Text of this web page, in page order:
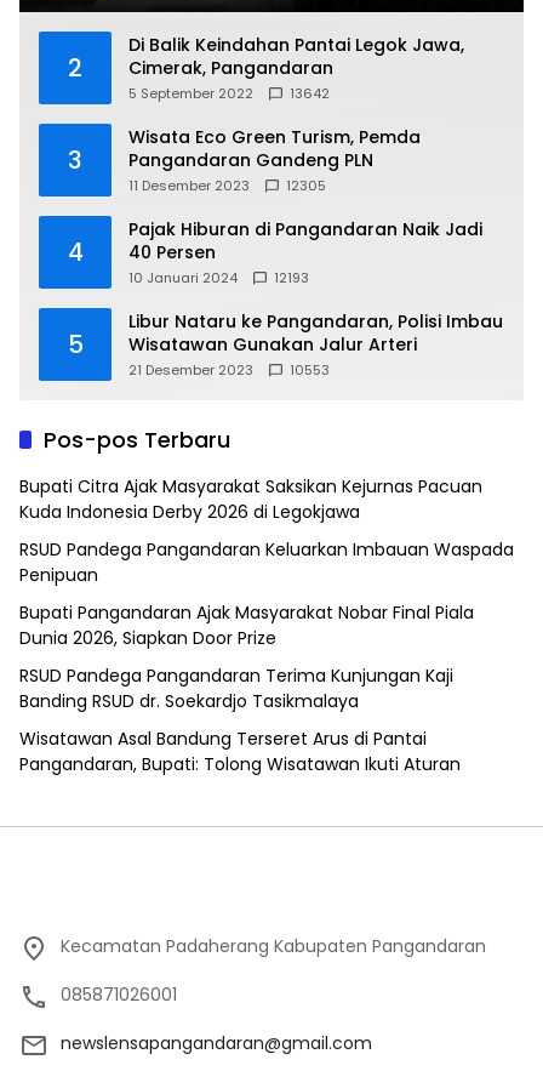
2
Di Balik Keindahan Pantai Legok Jawa,
Cimerak, Pangandaran
5 September 2022 13642
3
Wisata Eco Green Turism, Pemda
Pangandaran Gandeng PLN
11 Desember 2023 12305
4
Pajak Hiburan di Pangandaran Naik Jadi
40 Persen
10 Januari 2024 12193
5
Libur Nataru ke Pangandaran, Polisi Imbau
Wisatawan Gunakan Jalur Arteri
21 Desember 2023 10553
Pos-pos Terbaru
Bupati Citra Ajak Masyarakat Saksikan Kejurnas Pacuan
Kuda Indonesia Derby 2026 di Legokjawa
RSUD Pandega Pangandaran Keluarkan Imbauan Waspada
Penipuan
Bupati Pangandaran Ajak Masyarakat Nobar Final Piala
Dunia 2026, Siapkan Door Prize
RSUD Pandega Pangandaran Terima Kunjungan Kaji
Banding RSUD dr. Soekardjo Tasikmalaya
Wisatawan Asal Bandung Terseret Arus di Pantai
Pangandaran, Bupati: Tolong Wisatawan Ikuti Aturan
Kecamatan Padaherang Kabupaten Pangandaran
085871026001
newslensapangandaran@gmail.com